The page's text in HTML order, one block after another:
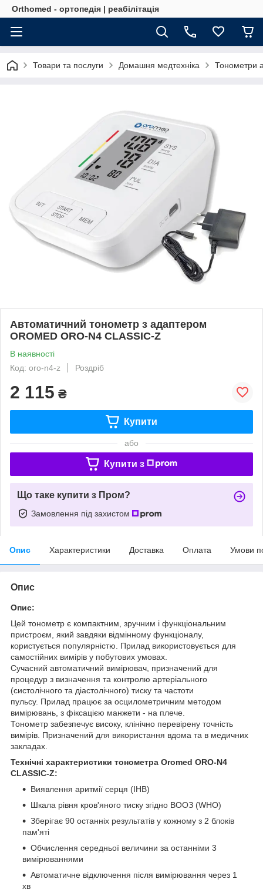
Orthomed - ортопедія | реабілітація
Товари та послуги Домашня медтехніка Тонометри
Автоматичний тонометр з адаптером
OROMED ORO-N4 CLASSIC-Z
В наявності
Код: oro-n4-z
Роздріб
2 115 ₴
Купити
або
Купити з
Що таке купити з Пром?
Замовлення під захистом
Опис Характеристики Доставка Оплата Умови
Опис
Опис:
Цей тонометр є компактним, зручним і функціональним
пристроєм, який завдяки відмінному функціоналу,
користується популярністю. Прилад використовується для
самостійних вимірів у побутових умовах.
Сучасний автоматичний вимірювач, призначений для
процедур з визначення та контролю артеріального
(систолічного та діастолічного) тиску та частоти
пульсу. Прилад працює за осцилометричним методом
вимірювань, з фіксацією манжети - на плече.
Тонометр забезпечує високу, клінічно перевірену точність
вимірів. Призначений для використання вдома та в медичних
закладах.
Технічні характеристики тонометра Oromed ORO-N4
CLASSIC-Z:
Виявлення аритмії серця (IHB)
Шкала рівня кров'яного тиску згідно ВООЗ (WHO)
Зберігає 90 останніх результатів у кожному з 2 блоків
пам'яті
Обчислення середньої величини за останніми 3
вимірюваннями
Автоматичне відключення після вимірювання через 1
хв